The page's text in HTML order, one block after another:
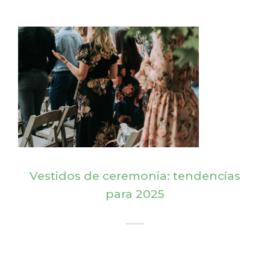
Vestidos de ceremonia: tendencias
para 2025